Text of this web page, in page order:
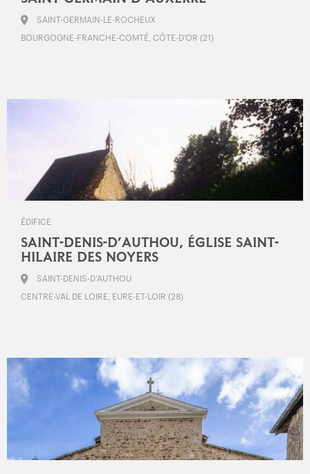
SAINT-GERMAIN-LE-ROCHEUX
BOURGOGNE-FRANCHE-COMTÉ, CÔTE-D’OR (21)
ÉDIFICE
SAINT-DENIS-D’AUTHOU, ÉGLISE SAINT-
HILAIRE DES NOYERS
SAINT-DENIS-D’AUTHOU
CENTRE-VAL DE LOIRE, EURE-ET-LOIR (28)